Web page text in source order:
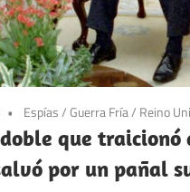
Espías/Guerra Fría/ Reino
que traicionó
por un pañal